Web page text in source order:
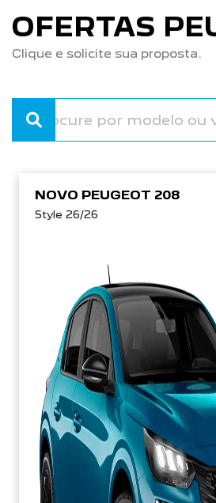
OFERTAS
Clique e solicite sua proposta.
NOVO PEUGEOT 208
Style 26/26